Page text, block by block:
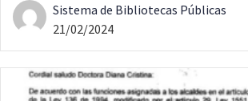
Sistema de Bibliotecas Públicas
21/02/2024